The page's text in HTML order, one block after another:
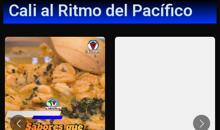
Cali al Ritmo del Pacífico